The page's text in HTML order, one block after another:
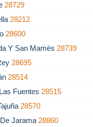
28729
28212
28600
Y San Mamés 28739
28695
28514
Fuentes 28515
28570
Jarama 28860